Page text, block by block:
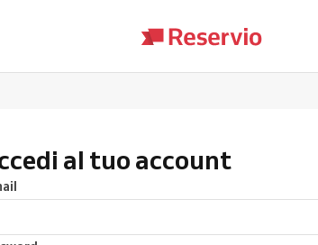
al tuo account